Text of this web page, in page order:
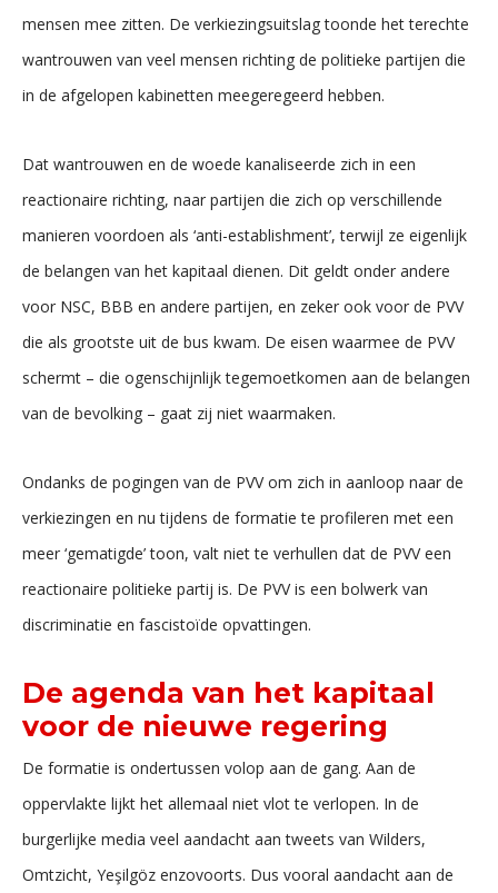
mensen mee zitten. De verkiezingsuitslag toonde het terechte
wantrouwen van veel mensen richting de politieke partijen die
in de afgelopen kabinetten meegeregeerd hebben.
Dat wantrouwen en de woede kanaliseerde zich in een
reactionaire richting, naar partijen die zich op verschillende
manieren voordoen als ‘anti-establishment’, terwijl ze eigenlijk
de belangen van het kapitaal dienen. Dit geldt onder andere
voor NSC, BBB en andere partijen, en zeker ook voor de PVV
die als grootste uit de bus kwam. De eisen waarmee de PVV
schermt – die ogenschijnlijk tegemoetkomen aan de belangen
van de bevolking – gaat zij niet waarmaken.
Ondanks de pogingen van de PVV om zich in aanloop naar de
verkiezingen en nu tijdens de formatie te profileren met een
meer ‘gematigde’ toon, valt niet te verhullen dat de PVV een
reactionaire politieke partij is. De PVV is een bolwerk van
discriminatie en fascistoïde opvattingen.
De agenda van het kapitaal
voor de nieuwe regering
De formatie is ondertussen volop aan de gang. Aan de
oppervlakte lijkt het allemaal niet vlot te verlopen. In de
burgerlijke media veel aandacht aan tweets van Wilders,
Omtzicht, Yeşilgöz enzovoorts. Dus vooral aandacht aan de